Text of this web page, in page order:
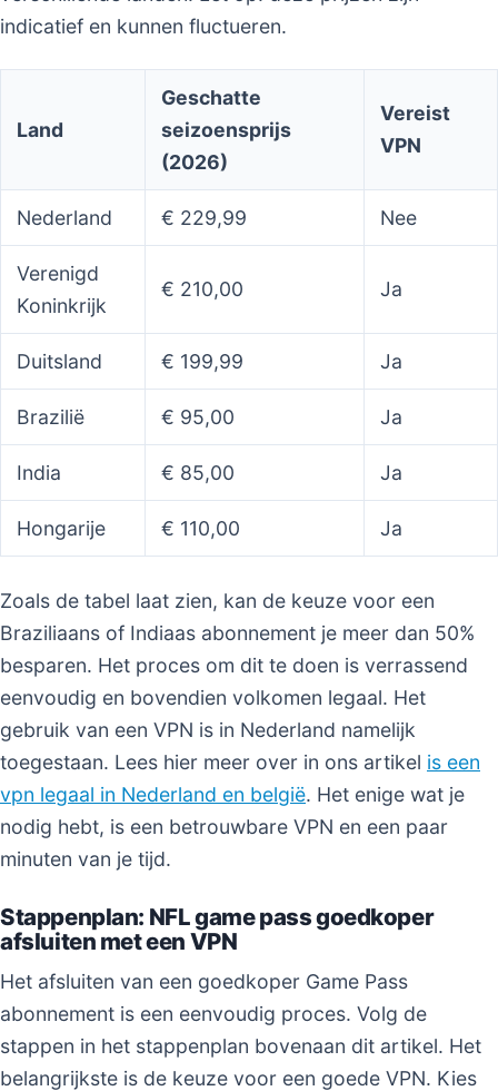
indicatief en kunnen fluctueren.
Land
Geschatte
seizoensprijs
(2026)
Vereist
VPN
Nederland € 229,99 Nee
Verenigd
Koninkrijk
€ 210,00 Ja
Duitsland € 199,99 Ja
Brazilië € 95,00 Ja
India € 85,00 Ja
Hongarije € 110,00 Ja
Zoals de tabel laat zien, kan de keuze voor een
Braziliaans of Indiaas abonnement je meer dan 50%
besparen. Het proces om dit te doen is verrassend
eenvoudig en bovendien volkomen legaal. Het
gebruik van een VPN is in Nederland namelijk
toegestaan. Lees hier meer over in ons artikel is een
vpn legaal in Nederland en belgië. Het enige wat je
nodig hebt, is een betrouwbare VPN en een paar
minuten van je tijd.
Stappenplan: NFL game pass goedkoper
afsluiten met een VPN
Het afsluiten van een goedkoper Game Pass
abonnement is een eenvoudig proces. Volg de
stappen in het stappenplan bovenaan dit artikel. Het
belangrijkste is de keuze voor een goede VPN. Kies